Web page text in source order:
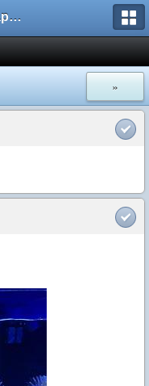
Морской аквариум. Форумы ReefCentral.ru
»